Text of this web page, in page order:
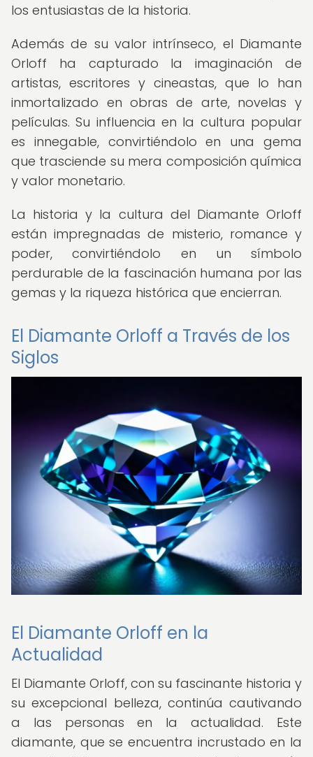
los entusiastas de la historia.
Además de su valor intrínseco, el Diamante
Orloff ha capturado la imaginación de
artistas, escritores y cineastas, que lo han
inmortalizado en obras de arte, novelas y
películas. Su influencia en la cultura popular
es innegable, convirtiéndolo en una gema
que trasciende su mera composición química
y valor monetario.
La historia y la cultura del Diamante Orloff
están impregnadas de misterio, romance y
poder, convirtiéndolo en un símbolo
perdurable de la fascinación humana por las
gemas y la riqueza histórica que encierran.
El Diamante Orloff a Través de los
Siglos
El Diamante Orloff en la
Actualidad
El Diamante Orloff, con su fascinante historia y
su excepcional belleza, continúa cautivando
a las personas en la actualidad. Este
diamante, que se encuentra incrustado en la